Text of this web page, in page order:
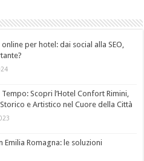
per hotel: dai social alla SEO,
Tempo: Scopri l’Hotel Confort Rimini,
e Artistico nel Cuore della Città
Emilia Romagna: le soluzioni